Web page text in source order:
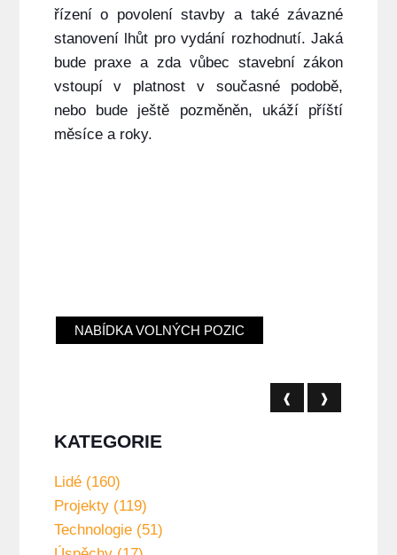
řízení o povolení stavby a také závazné
stanovení lhůt pro vydání rozhodnutí. Jaká
bude praxe a zda vůbec stavební zákon
vstoupí v platnost v současné podobě,
nebo bude ještě pozměněn, ukáží příští
měsíce a roky.
NABÍDKA VOLNÝCH POZIC
❰ ❱
KATEGORIE
Lidé (160)
Projekty (119)
Technologie (51)